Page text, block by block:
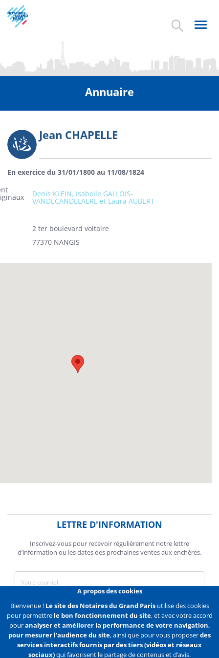
Aller
au
contenu
Annuaire
Photo Jean CHAPELLE
En exercice du 31/01/1800 au 11/08/1824
Denis KLEIN, Isabelle GALLOIS-
VANDECANDELAERE et Laura AUBERT
2 ter boulevard voltaire
77370 NANGIS
LETTRE D'INFORMATION
Inscrivez-vous pour recevoir régulièrement notre lettre
d’information ou les dates des prochaines ventes aux enchères.
J'accepte de recevoir des communications de la Chambre des
Notaires de Paris.
En savoir plus
S'abonner
A propos des cookies
Bienvenue ! Le site des Notaires du Grand Parisutilise des cookies
pour permettre le bon fonctionnement du site, et avec votre accord
pouranalyser et améliorer la performance de votre navigation,
pour mesurer l'audience du site, ainsi que pour vous proposerdes
services interactifs fournis par des tiers (vidéos et réseaux
sociaux)qui favorisent le partage de contenus et d’avis.